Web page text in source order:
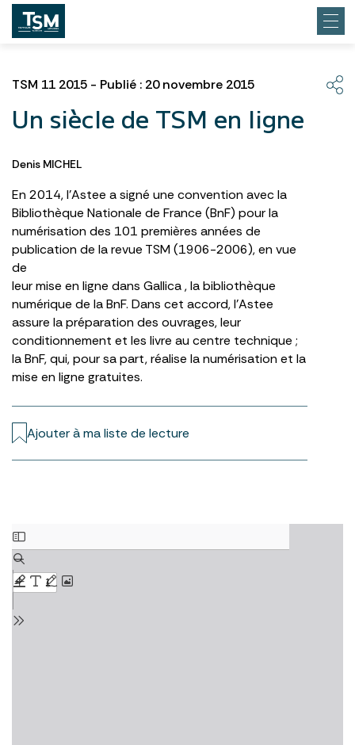
TSM 11 2015 - Publié : 20 novembre 2015
Un siècle de TSM en ligne
Denis MICHEL
En 2014, l’Astee a signé une convention avec la
Bibliothèque Nationale de France (BnF) pour la
numérisation des 101 premières années de
publication de la revue TSM (1906-2006), en vue
de
leur mise en ligne dans Gallica , la bibliothèque
numérique de la BnF. Dans cet accord, l’Astee
assure la préparation des ouvrages, leur
conditionnement et les livre au centre technique ;
la BnF, qui, pour sa part, réalise la numérisation et la
mise en ligne gratuites.
Ajouter à ma liste de lecture